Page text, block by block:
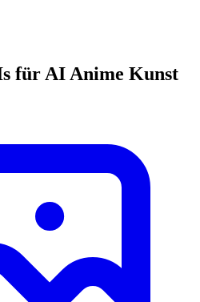
für AI Anime Kunst